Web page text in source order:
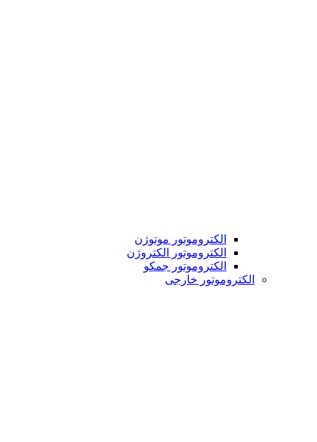
الکتروموتور موتوژن
الکتروموتور الکتروژن
الکتروموتور جمکو
الکتروموتور خارجی